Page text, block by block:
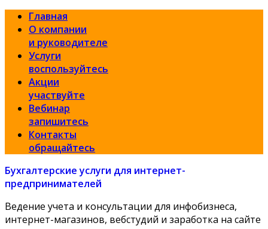
Главная
О компании
и руководителе
Услуги
воспользуйтесь
Акции
участвуйте
Вебинар
запишитесь
Контакты
обращайтесь
Бухгалтерские услуги для интернет-
предпринимателей
Ведение учета и консультации для инфобизнеса,
интернет-магазинов, вебстудий и заработка на сайте